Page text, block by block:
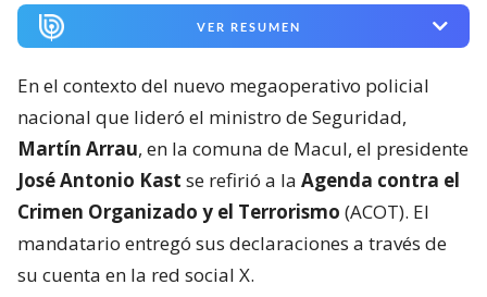
VER RESUMEN
En el contexto del nuevo megaoperativo policial
nacional que lideró el ministro de Seguridad,
Martín Arrau, en la comuna de Macul, el presidente
José Antonio Kast se refirió a la Agenda contra el
Crimen Organizado y el Terrorismo (ACOT). El
mandatario entregó sus declaraciones a través de
su cuenta en la red social X.